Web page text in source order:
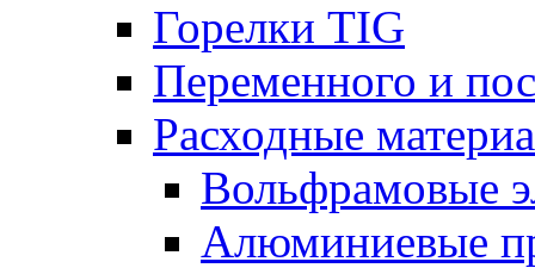
Горелки TIG
Переменного и
Расходные
Вольфрамовые
Алюминиевые